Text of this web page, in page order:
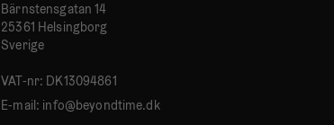
Bärnstensgatan 14
25361 Helsingborg
Sverige
VAT-nr: DK13094861
E-mail: info@beyondtime.dk